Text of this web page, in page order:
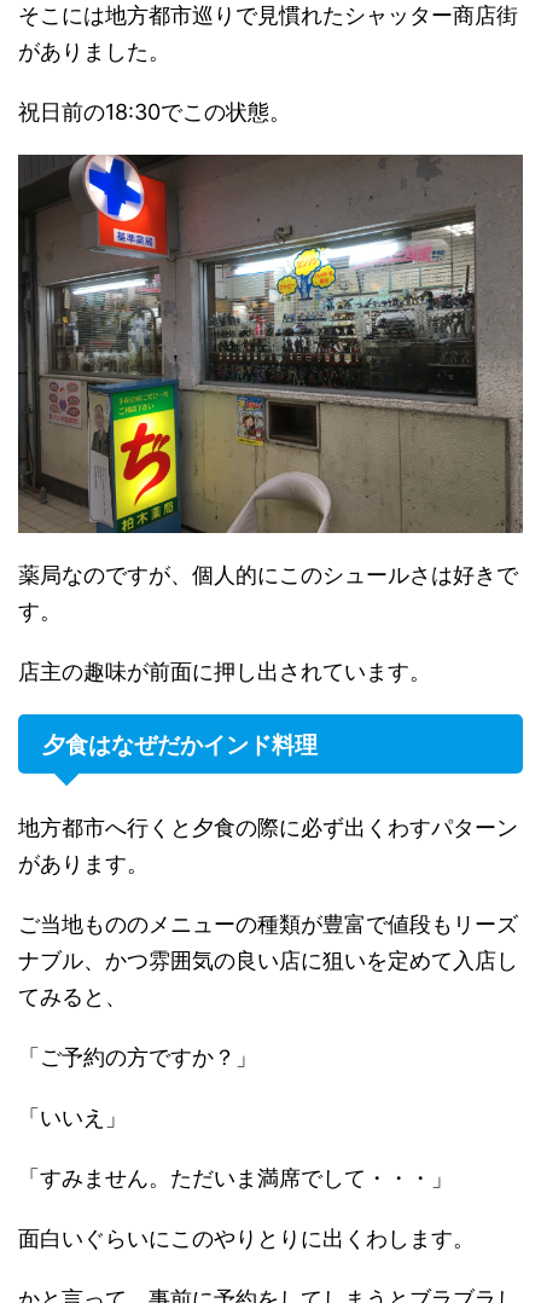
そこには地方都市巡りで見慣れたシャッター商店街
がありました。
祝日前の18:30でこの状態。
薬局なのですが、個人的にこのシュールさは好きで
す。
店主の趣味が前面に押し出されています。
夕食はなぜだかインド料理
地方都市へ行くと夕食の際に必ず出くわすパターン
があります。
ご当地もののメニューの種類が豊富で値段もリーズ
ナブル、かつ雰囲気の良い店に狙いを定めて入店し
てみると、
「ご予約の方ですか？」
「いいえ」
「すみません。ただいま満席でして・・・」
面白いぐらいにこのやりとりに出くわします。